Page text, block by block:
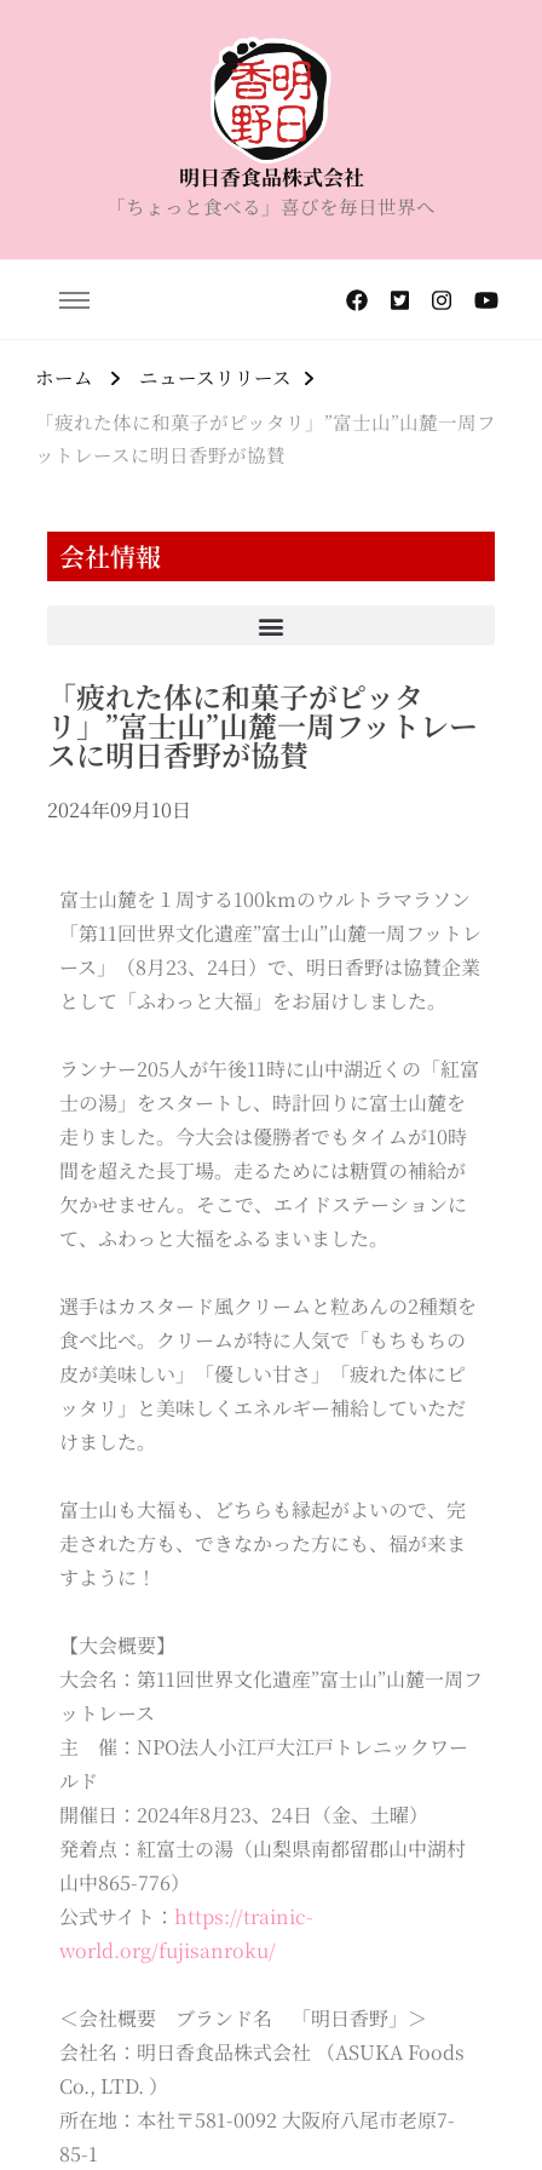
明日香食品株式会社
「ちょっと食べる」喜びを毎日世界へ
ホーム
ニュースリリース
「疲れた体に和菓子がピッタリ」”富士山”山麓一周フ
ットレースに明日香野が協賛
会社情報
「疲れた体に和菓子がピッタ
リ」”富士山”山麓一周フットレー
スに明日香野が協賛
2024年09月10日
富士山麓を１周する100kmのウルトラマラソン
「第11回世界文化遺産”富士山”山麓一周フットレ
ース」（8月23、24日）で、明日香野は協賛企業
として「ふわっと大福」をお届けしました。
ランナー205人が午後11時に山中湖近くの「紅富
士の湯」をスタートし、時計回りに富士山麓を
走りました。今大会は優勝者でもタイムが10時
間を超えた長丁場。走るためには糖質の補給が
欠かせません。そこで、エイドステーションに
て、ふわっと大福をふるまいました。
選手はカスタード風クリームと粒あんの2種類を
食べ比べ。クリームが特に人気で「もちもちの
皮が美味しい」「優しい甘さ」「疲れた体にピ
ッタリ」と美味しくエネルギー補給していただ
けました。
富士山も大福も、どちらも縁起がよいので、完
走された方も、できなかった方にも、福が来ま
すように！
【大会概要】
大会名：第11回世界文化遺産”富士山”山麓一周フ
ットレース
主 催：NPO法人小江戸大江戸トレニックワー
ルド
開催日：2024年8月23、24日（金、土曜）
発着点：紅富士の湯（山梨県南都留郡山中湖村
山中865-776）
公式サイト： https://trainic-
world.org/fujisanroku/
＜会社概要 ブランド名 「明日香野」＞
会社名：明日香食品株式会社 （ASUKA Foods
Co., LTD. ）
所在地：本社〒581-0092 大阪府八尾市老原7-
85-1